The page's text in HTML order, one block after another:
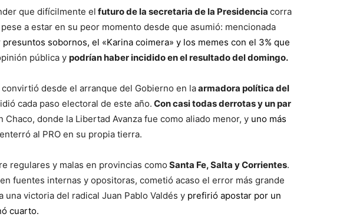
que difícilmente el futuro de la secretaria de la Presidencia corra
a estar en su peor momento desde que asumió: mencionada
presuntos sobornos, el «Karina coimera» y los memes con el 3% que
pública y podrían haber incidido en el resultado del domingo.
desde el arranque del Gobierno en laarmadora política del
cada paso electoral de este año. Con casi todas derrotas y un par
Chaco, donde la Libertad Avanza fue como aliado menor, y uno más
al PRO en su propia tierra.
regulares y malas en provincias como Santa Fe, Salta y Corrientes.
fuentes internas y opositoras, cometió acaso el error más grande
una victoria del radical Juan Pablo Valdés y prefirió apostar por un
cuarto.